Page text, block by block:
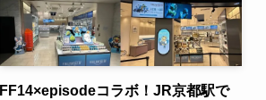
FF14×episodeコラボ！JR京都駅で